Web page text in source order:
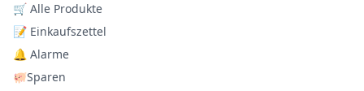
🛒 Alle Produkte
📝 Einkaufszettel
🔔 Alarme
🐖Sparen